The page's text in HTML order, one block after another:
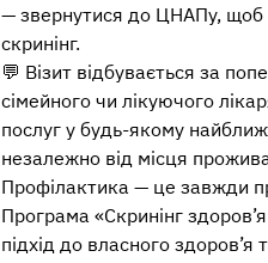
— звернутися до ЦНАПу, щоб
скринінг.
💬 Візит відбувається за
сімейного чи лікуючого
послуг у будь-якому
незалежно від місця
Профілактика — це завжди
Програма «Скринінг
підхід до власного здоров’я